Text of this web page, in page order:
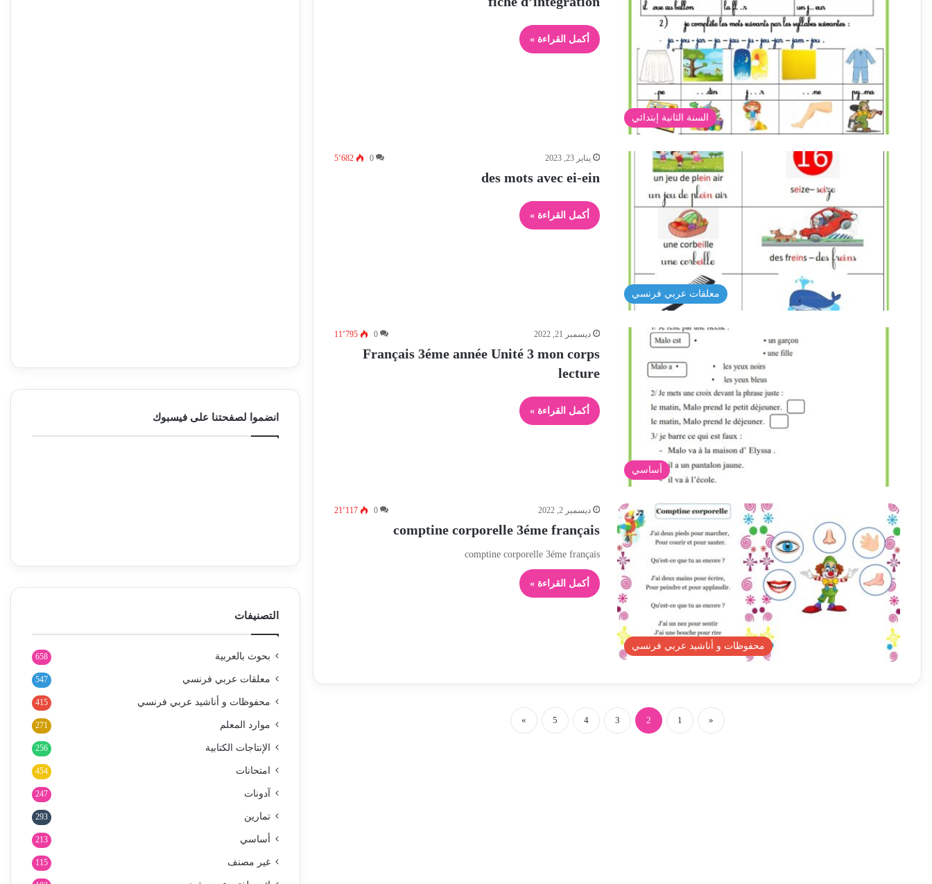
السنة الثانية إبتدائي
أكمل القراءة »
معلقات عربي فرنسي
يناير 23, 2023 0 5٬682
des mots avec ei-ein
أكمل القراءة »
أساسي
ديسمبر 21, 2022 0 11٬795
Français 3éme année Unité 3 mon corps
lecture
أكمل القراءة »
محفوظات و أناشيد عربي فرنسي
ديسمبر 2, 2022 0 21٬117
comptine corporelle 3éme français
comptine corporelle 3éme français
أكمل القراءة »
«
1
2
3
4
5
»
انضموا لصفحتنا على فيسبوك
التصنيفات
بحوث بالعربية 658
معلقات عربي فرنسي 547
محفوظات و أناشيد عربي فرنسي 415
موارد المعلم 271
الإنتاجات الكتابية 256
امتحانات 454
آدونات 247
تمارين 293
أساسي 213
غير مصنف 115